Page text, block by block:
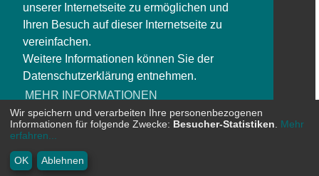
unserer Internetseite zu ermöglichen und
Ihren Besuch auf dieser Internetseite zu
vereinfachen.
Weitere Informationen können Sie der
Datenschutzerklärung entnehmen.
MEHR INFORMATIONEN
SOCIAL NETWORK
* Alle Preise inkl. MwSt. zzgl. Versandkosten | ©
GmbH
Wir speichern und verarbeiten Ihre personenbezogenen
Informationen für folgende Zwecke: Besucher-Statistiken
Mehr
erfahren...
OK Ablehnen